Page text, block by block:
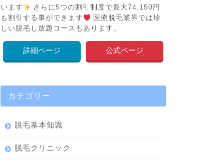
います
さらに5つの割引制度で最大74,150円
も割引する事ができます
医療脱毛業界では珍
しい脱毛し放題コースもあります。
詳細ページ 公式ページ
カテゴリー
脱毛基本知識
脱毛クリニック